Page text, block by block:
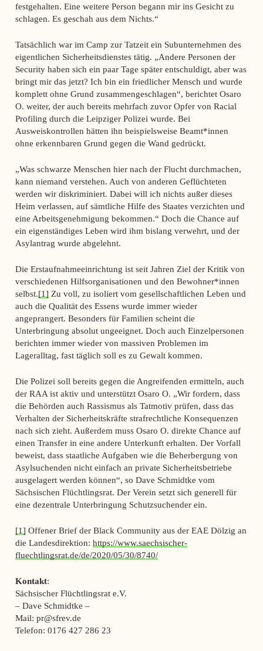
festgehalten. Eine weitere Person begann mir ins Gesicht zu
schlagen. Es geschah aus dem Nichts.“
Tatsächlich war im Camp zur Tatzeit ein Subunternehmen des
eigentlichen Sicherheitsdienstes tätig. „Andere Personen der
Security haben sich ein paar Tage später entschuldigt, aber was
bringt mir das jetzt? Ich bin ein friedlicher Mensch und wurde
komplett ohne Grund zusammengeschlagen“, berichtet Osaro
O. weiter, der auch bereits mehrfach zuvor Opfer von Racial
Profiling durch die Leipziger Polizei wurde. Bei
Ausweiskontrollen hätten ihn beispielsweise Beamt*innen
ohne erkennbaren Grund gegen die Wand gedrückt.
„Was schwarze Menschen hier nach der Flucht durchmachen,
kann niemand verstehen. Auch von anderen Geflüchteten
werden wir diskriminiert. Dabei will ich nichts außer dieses
Heim verlassen, auf sämtliche Hilfe des Staates verzichten und
eine Arbeitsgenehmigung bekommen.“ Doch die Chance auf
ein eigenständiges Leben wird ihm bislang verwehrt, und der
Asylantrag wurde abgelehnt.
Die Erstaufnahmeeinrichtung ist seit Jahren Ziel der Kritik von
verschiedenen Hilfsorganisationen und den Bewohner*innen
selbst.[1] Zu voll, zu isoliert vom gesellschaftlichen Leben und
auch die Qualität des Essens wurde immer wieder
angeprangert. Besonders für Familien scheint die
Unterbringung absolut ungeeignet. Doch auch Einzelpersonen
berichten immer wieder von massiven Problemen im
Lageralltag, fast täglich soll es zu Gewalt kommen.
Die Polizei soll bereits gegen die Angreifenden ermitteln, auch
der RAA ist aktiv und unterstützt Osaro O. „Wir fordern, dass
die Behörden auch Rassismus als Tatmotiv prüfen, dass das
Verhalten der Sicherheitskräfte strafrechtliche Konsequenzen
nach sich zieht. Außerdem muss Osaro O. direkte Chance auf
einen Transfer in eine andere Unterkunft erhalten. Der Vorfall
beweist, dass staatliche Aufgaben wie die Beherbergung von
Asylsuchenden nicht einfach an private Sicherheitsbetriebe
ausgelagert werden können“, so Dave Schmidtke vom
Sächsischen Flüchtlingsrat. Der Verein setzt sich generell für
eine dezentrale Unterbringung Schutzsuchender ein.
[1] Offener Brief der Black Community aus der EAE Dölzig an
die Landesdirektion: https://www.saechsischer-
fluechtlingsrat.de/de/2020/05/30/8740/
Kontakt:
Sächsischer Flüchtlingsrat e.V.
– Dave Schmidtke –
Mail: pr@sfrev.de
Telefon: 0176 427 286 23